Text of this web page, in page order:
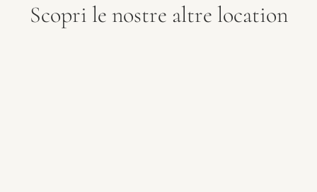
Scopri le nostre altre location